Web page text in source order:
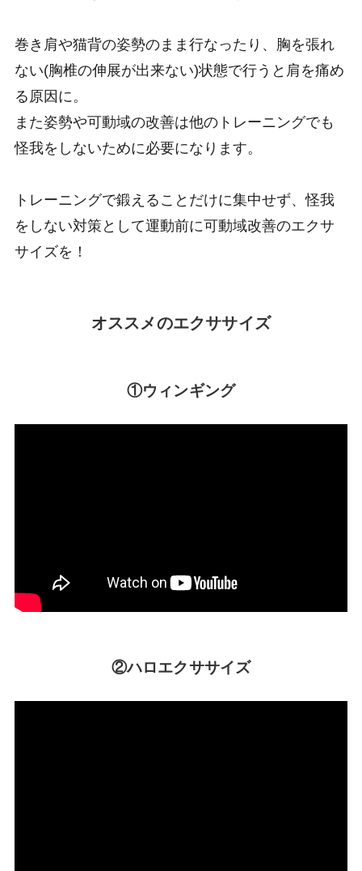
巻き肩や猫背の姿勢のまま行なったり、胸を張れ
ない(胸椎の伸展が出来ない)状態で行うと肩を痛め
る原因に。
また姿勢や可動域の改善は他のトレーニングでも
怪我をしないために必要になります。
トレーニングで鍛えることだけに集中せず、怪我
をしない対策として運動前に可動域改善のエクサ
サイズを！
オススメのエクササイズ
①ウィンギング
②ハロエクササイズ